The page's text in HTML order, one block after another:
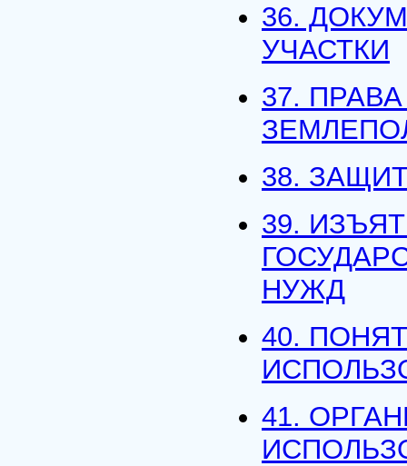
36.
УЧАСТКИ
37.
38.
39.
НУЖД
40.
41.